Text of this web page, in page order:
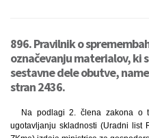
896. Pravilnik o
označevanju materialov, ki
sestavne dele obutve,
stran 2436.
Na podlagi 2. člena zakona o
ugotavljanju skladnosti (Uradni list